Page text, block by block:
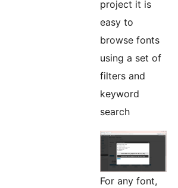
project it is
easy to
browse fonts
using a set of
filters and
keyword
search
For any font,